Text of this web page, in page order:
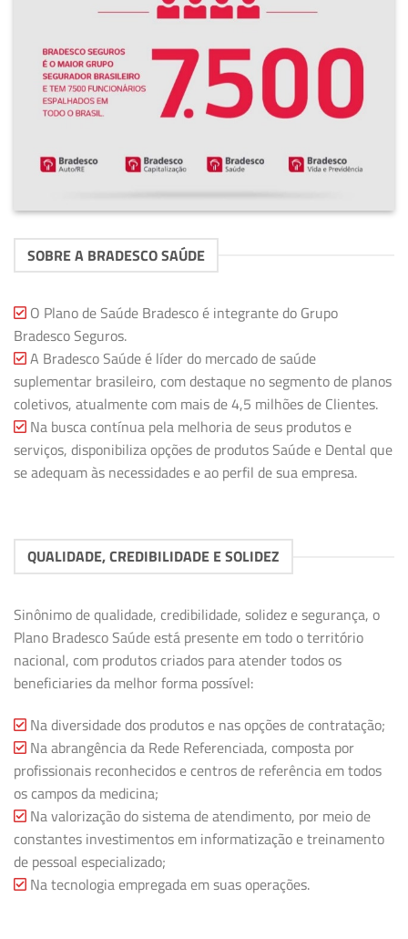
SOBRE A BRADESCO SAÚDE
O Plano de Saúde Bradesco é integrante do Grupo
Bradesco Seguros.
A Bradesco Saúde é líder do mercado de saúde
suplementar brasileiro, com destaque no segmento de planos
coletivos, atualmente com mais de 4,5 milhões de Clientes.
Na busca contínua pela melhoria de seus produtos e
serviços, disponibiliza opções de produtos Saúde e Dental que
se adequam às necessidades e ao perfil de sua empresa.
QUALIDADE, CREDIBILIDADE E SOLIDEZ
Sinônimo de qualidade, credibilidade, solidez e segurança, o
Plano Bradesco Saúde está presente em todo o território
nacional, com produtos criados para atender todos os
beneficiaries da melhor forma possível:
Na diversidade dos produtos e nas opções de contratação;
Na abrangência da Rede Referenciada, composta por
profissionais reconhecidos e centros de referência em todos
os campos da medicina;
Na valorização do sistema de atendimento, por meio de
constantes investimentos em informatização e treinamento
de pessoal especializado;
Na tecnologia empregada em suas operações.